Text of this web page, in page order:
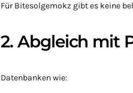
Für Bitesolgemokz gibt es keine
2. Abgleich mit
Datenbanken wie: